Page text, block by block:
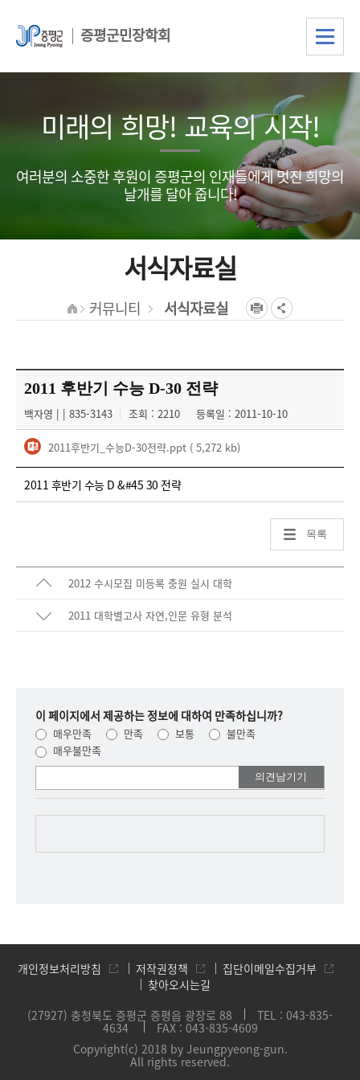
증평군민장학회
미래의 희망! 교육의 시작!
여러분의 소중한 후원이 증평군의 인재들에게 멋진 희망의
날개를 달아 줍니다!
서식자료실
커뮤니티 서식자료실
2011 후반기 수능 D-30 전략
백자영 | | 835-3143 조회 : 2210 등록일 : 2011-10-10
2011후반기_수능D-30전략.ppt ( 5,272 kb)
2011 후반기 수능 D &#45 30 전략
목록
2012 수시모집 미등록 충원 실시 대학
2011 대학별고사 자연,인문 유형 분석
이 페이지에서 제공하는 정보에 대하여 만족하십니까?
매우만족 만족 보통
불만족
매우불만족
의견을
개인정보처리방침 저작권정책
집단이메일수집거부
찾아오시는길
(27927) 충청북도 증평군 증평읍 광장로 88
TEL : 043-835-
4634
FAX : 043-835-4609
Copyright(c) 2018 by Jeungpyeong-gun.
All rights reserved.